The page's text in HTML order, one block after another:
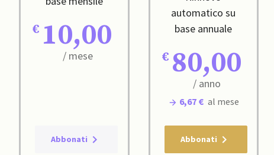
10,00
/ mese
Abbonati
automatico su
base annuale
80,00
/ anno
6,67 € al mese
Abbonati